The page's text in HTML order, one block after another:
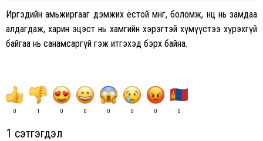
Иргэдийн амьжиргааг дэмжих ёстой мөнгө, боломж, нөөц нь замдаа
алдагдаж, харин эцэст нь хамгийн хэрэгтэй хүмүүстээ хүрэхгүй
байгаа нь санамсаргүй гэж итгэхэд бэрх байна.
0 1 0 0 0 0 0 0
1 сэтгэгдэл